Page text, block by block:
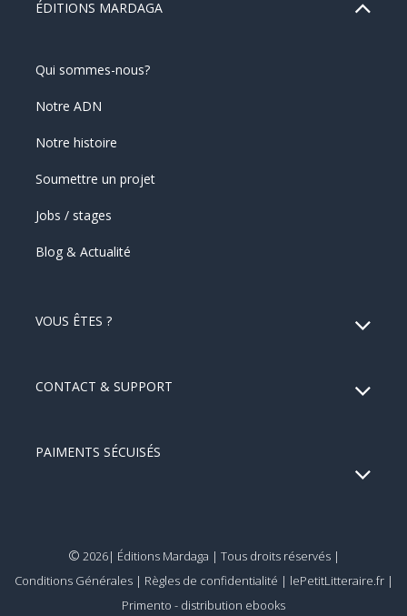
ÉDITIONS MARDAGA
Qui sommes-nous?
Notre ADN
Notre histoire
Soumettre un projet
Jobs / stages
Blog & Actualité
VOUS ÊTES ?
CONTACT & SUPPORT
PAIMENTS SÉCUISÉS
© 2026| Éditions Mardaga | Tous droits réservés |
Conditions Générales| Règles de confidentialité | lePetitLitteraire.fr|
Primento - distribution ebooks